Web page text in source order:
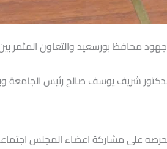
محافظ بورسعيد والتعاون المثمر
شريف يوسف صالح رئيس
على مشاركة اعضاء المجلس